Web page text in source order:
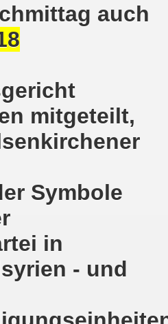
auch
mitgeteilt,
Symbole
in
- und
am 11. Januar 2021
zum heißen Eisen Corona
- auf der Straße gegen das
02. November 2020
und Arbeitslose
10.10.2020 gemeinsam
Wahlauswertung - Lage
mit breiter Themenpalette
Kommunalwahl für das
zum heutigen Zeitpunkt im